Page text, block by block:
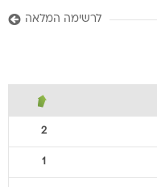
לרשימה המלאה
2
1